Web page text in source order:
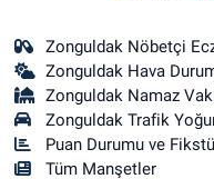
Zonguldak Nöbetçi
Zonguldak Hava
Zonguldak Namaz
Zonguldak Trafik
Puan Durumu ve
Tüm Manşetler